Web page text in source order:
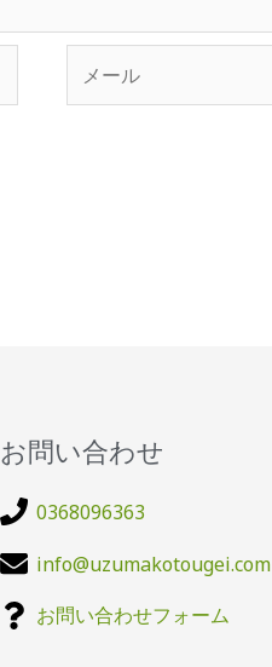
ー
お問い合わせ
0368096363
info@uzumakotougei.com
お問い合わせフォーム